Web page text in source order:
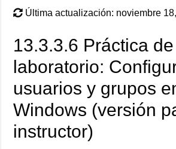
Última actualización: noviembre
13.3.3.6 Práctica de
laboratorio:
usuarios y grupos
Windows (versión
instructor)